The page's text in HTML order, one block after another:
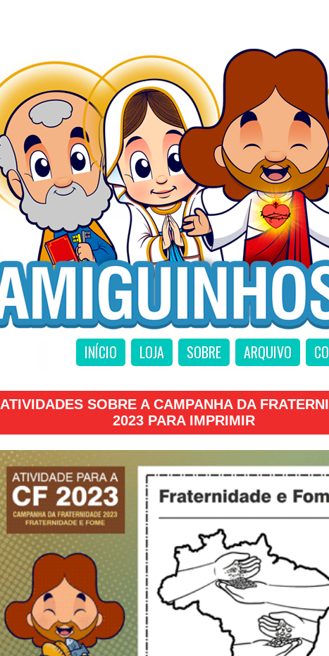
INÍCIO LOJA SOBRE ARQUIVO
ATIVIDADES SOBRE A CAMPANHA DA
2023 PARA IMPRIMIR